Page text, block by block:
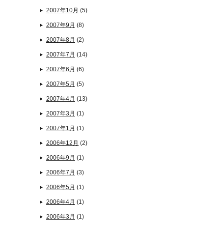
2007年10月 (5)
2007年9月 (8)
2007年8月 (2)
2007年7月 (14)
2007年6月 (6)
2007年5月 (5)
2007年4月 (13)
2007年3月 (1)
2007年1月 (1)
2006年12月 (2)
2006年9月 (1)
2006年7月 (3)
2006年5月 (1)
2006年4月 (1)
2006年3月 (1)